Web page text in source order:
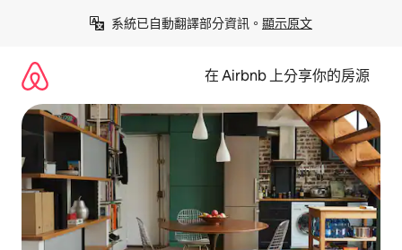
系統已自動翻譯部分資訊。 顯示原文
在 Airbnb 上分享你的房源